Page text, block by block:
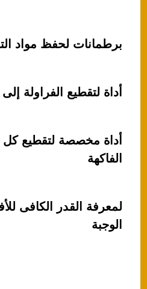
برطمانات لحفظ مواد
أداة لتقطيع الفراولة
أداة مخصصة لتقطيع كل
الفاكهة
لمعرفة القدر الكافى
الوجبة